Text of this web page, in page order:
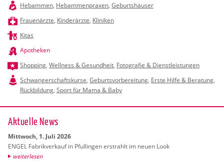
Hebammen, Hebammenpraxen, Geburtshäuser
Frauenärzte, Kinderärzte, Kliniken
Kitas
Apotheken
Shopping, Wellness & Gesundheit, Fotografie & Dienstleistungen
Schwangerschaftskurse, Geburtsvorbereitung, Erste Hilfe & Beratung,
Rückbildung, Sport für Mama & Baby
Ak­tu­el­le News
Mitt­woch, 1. Juli 2026
ENGEL Fa­brik­ver­kauf in Pful­lin­gen er­strahlt im neuen Look
wei­ter­le­sen